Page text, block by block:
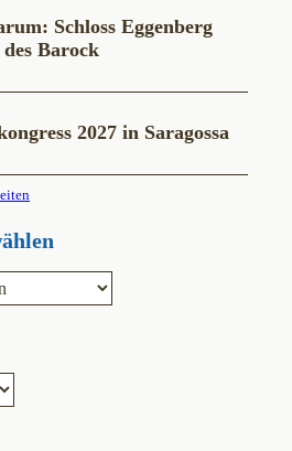
Schloss Eggenberg
Barock
2027 in Saragossa